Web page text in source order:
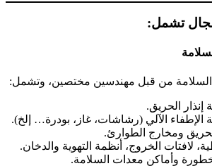
تشمل:
من قبل مهندسين مختصين، وتشمل:
الحريق.
الآلي (رشاشات، غاز، بودرة… إلخ).
ومخارج الطوارئ.
لافتات الخروج، أنظمة التهوية والدخان.
وأماكن معدات السلامة.